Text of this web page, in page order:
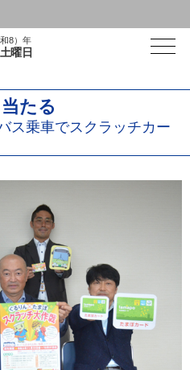
8）年
曜日
たる
ス乗車でスクラッチカー